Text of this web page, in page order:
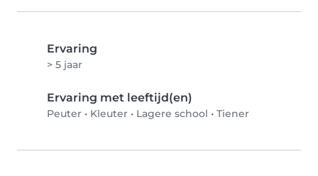
Ervaring
> 5 jaar
Ervaring met leeftijd(en)
Peuter • Kleuter • Lagere school • Tiener